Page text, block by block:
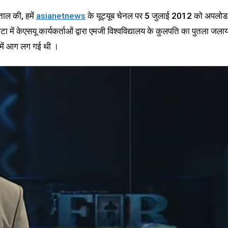
की, हमें asianetnews के यूट्यूब चेनल पर 5 जुलाई 2012 को अपलोड
में केएसयू कार्यकर्ताओं द्वारा एमजी विश्वविद्यालय के कुलपति का पुतला
आग लग गई थी ।